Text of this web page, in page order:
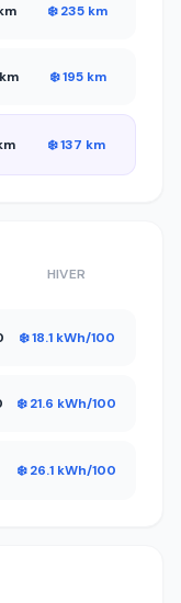
❄️ 235 km
❄️ 195 km
❄️ 137 km
HIVER
❄️ 18.1 kWh/100
❄️ 21.6 kWh/100
❄️ 26.1 kWh/100